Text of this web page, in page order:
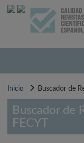
Pasar
Inicio Buscador de
Buscador de
FECYT